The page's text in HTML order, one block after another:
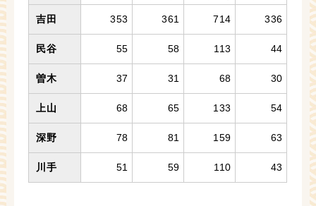
吉田 353 361 714 336
民谷 55 58 113 44
曽木 37 31 68 30
上山 68 65 133 54
深野 78 81 159 63
川手 51 59 110 43